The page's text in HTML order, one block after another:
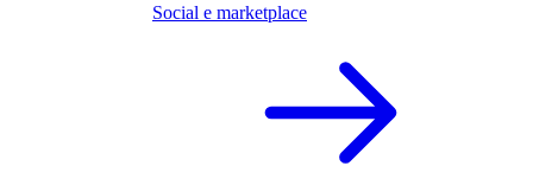
Social e marketplace